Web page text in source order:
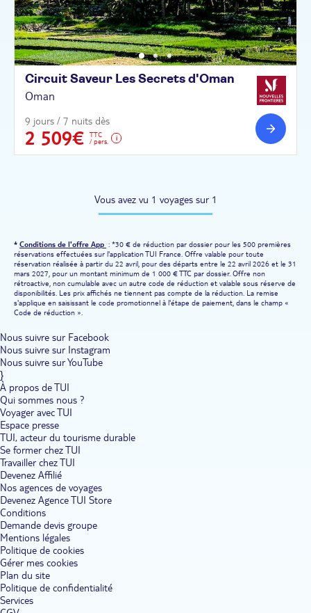
Circuit Saveur Les Secrets d'Oman
Oman
9 jours / 7 nuits dès
2 509€
TTC
/ pers.
Vous avez vu 1 voyages sur 1
* Conditions de l'offre App : *30 € de réduction par dossier pour les 500 premières
réservations effectuées sur l'application TUI France. Offre valable pour toute
réservation réalisée à partir du 22 avril, pour des départs entre le 22 avril 2026 et le 31
mars 2027, pour un montant minimum de 1 000 € TTC par dossier. Offre non
rétroactive, non cumulable avec un autre code de réduction et valable sous réserve de
disponibilités. Les prix affichés ne tiennent pas compte de la réduction. La remise
s'applique en saisissant le code promotionnel à l'étape de paiement, dans le champ «
Code de réduction ».
Nous suivre sur Facebook
Nous suivre sur Instagram
Nous suivre sur YouTube
}
À propos de TUI
Qui sommes nous ?
Voyager avec TUI
Espace presse
TUI, acteur du tourisme durable
Se former chez TUI
Travailler chez TUI
Devenez Affilié
Nos agences de voyages
Devenez Agence TUI Store
Conditions
Demande devis groupe
Mentions légales
Politique de cookies
Gérer mes cookies
Plan du site
Politique de confidentialité
Services